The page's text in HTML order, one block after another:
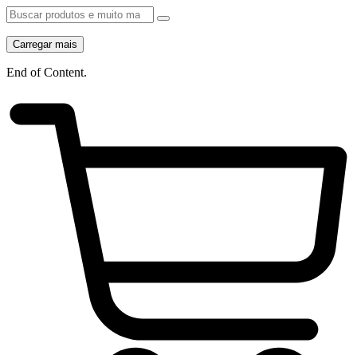
Carregar mais
End of Content.